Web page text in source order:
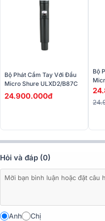
Đánh giá chất
Chất lượng âm thanh vượt
Bộ Phát Cầm Tay Với Đầu
Micro Shure ULXD2/B87C
24.900.000đ
Bộ
Hỏi và đáp (0)
Anh Chị